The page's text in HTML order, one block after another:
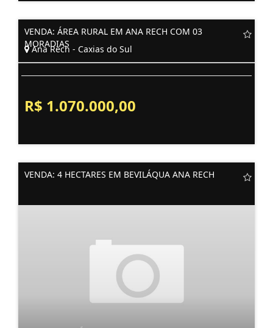
VENDA: ÁREA RURAL EM ANA RECH COM 03
MORADIAS
Ana Rech - Caxias do Sul
R$ 1.070.000,00
VENDA: 4 HECTARES EM BEVILÁQUA ANA RECH